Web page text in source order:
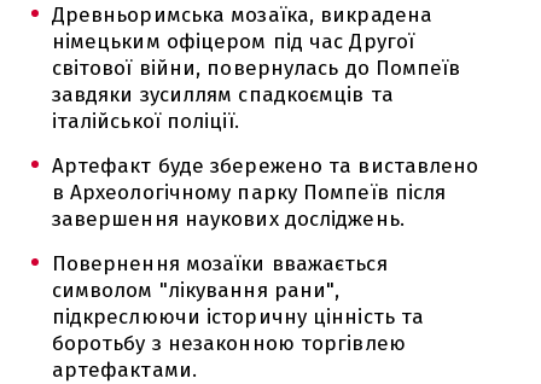
Древньоримська мозаїка, викрадена
німецьким офіцером під час Другої
світової війни, повернулась до Помпеїв
завдяки зусиллям спадкоємців та
італійської поліції.
Артефакт буде збережено та виставлено
в Археологічному парку Помпеїв після
завершення наукових досліджень.
Повернення мозаїки вважається
символом "лікування рани",
підкреслюючи історичну цінність та
боротьбу з незаконною торгівлею
артефактами.